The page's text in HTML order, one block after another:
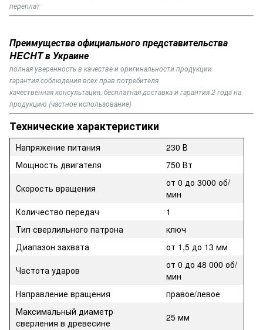
переплат
Преимущества официального представительства
HECHT в Украине
полная уверенность в качестве и оригинальности продукции
гарантия соблюдения всех прав потребителя
качественная консультация, бесплатная доставка и гарантия 2 года на
продукцию (частное использование)
Технические характеристики
Напряжение питания
230 В
Мощность двигателя
750 Вт
Скорость вращения
от 0 до 3000 об/
мин
Количество передач
1
Тип сверлильного патрона
ключ
Диапазон захвата
от 1,5 до 13 мм
Частота ударов
от 0 до 48 000 об/
мин
Направление вращения
правое/левое
Максимальный диаметр
сверления в древесине
25 мм